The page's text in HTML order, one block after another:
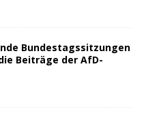
Bundestagssitzungen
Beiträge der AfD-